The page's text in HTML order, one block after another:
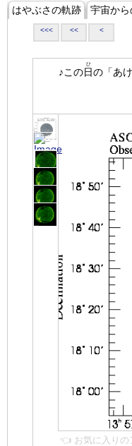
はやぶさの軌跡 宇宙か
<<< << <
♪この日
ひ
の「あけ
👈 お気に入りの